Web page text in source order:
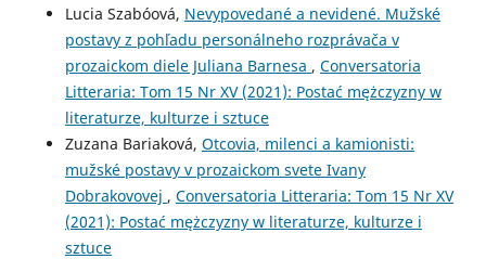
Lucia Szabóová, Nevypovedané a nevidené. Mužské
postavy z pohľadu personálneho rozprávača v
prozaickom diele Juliana Barnesa , Conversatoria
Litteraria: Tom 15 Nr XV (2021): Postać mężczyzny w
literaturze, kulturze i sztuce
Zuzana Bariaková, Otcovia, milenci a kamionisti:
mužské postavy v prozaickom svete Ivany
Dobrakovovej , Conversatoria Litteraria: Tom 15 Nr XV
(2021): Postać mężczyzny w literaturze, kulturze i
sztuce